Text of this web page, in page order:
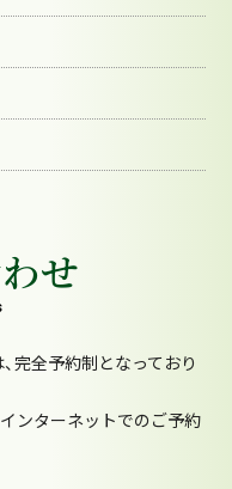
せ
完全予約制となっており
ンターネットでのご予約